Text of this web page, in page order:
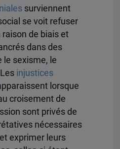
surviennent
se voit refuser
de biais et
dans des
le sexisme, le
injustices
lorsque
croisement de
sont privés de
nécessaires
exprimer leurs